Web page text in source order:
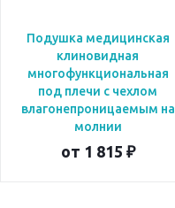
Подушка медицинская
клиновидная
многофункциональная
под плечи с чехлом
влагонепроницаемым на
молнии
от 1 815 ₽